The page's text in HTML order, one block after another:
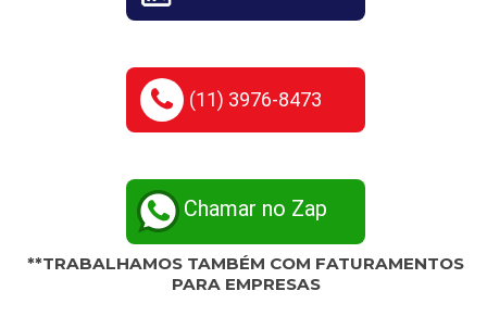
(11) 3976-8473
Chamar no Zap
**TRABALHAMOS TAMBÉM COM FATURAMENTOS
PARA EMPRESAS